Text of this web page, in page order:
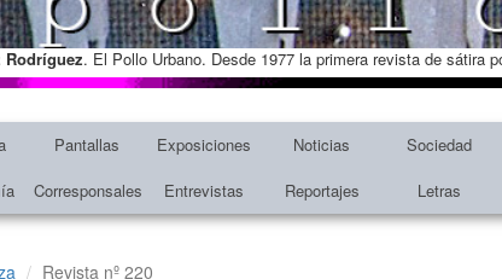
Rodríguez. El Pollo Urbano. Desde 1977 la primera revista de sátira
Pantallas Exposiciones Noticias Sociedad
Corresponsales Entrevistas Reportajes Letras
Revista nº 220